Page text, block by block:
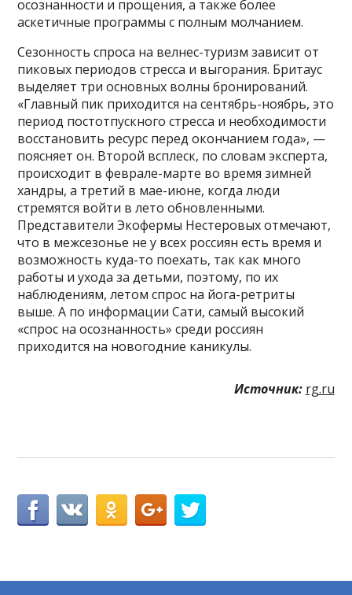
осознанности и прощения, а также более
аскетичные программы с полным молчанием.
Сезонность спроса на велнес-туризм зависит от
пиковых периодов стресса и выгорания. Бритаус
выделяет три основных волны бронирований.
«Главный пик приходится на сентябрь-ноябрь, это
период постотпускного стресса и необходимости
восстановить ресурс перед окончанием года», —
поясняет он. Второй всплеск, по словам эксперта,
происходит в феврале-марте во время зимней
хандры, а третий в мае-июне, когда люди
стремятся войти в лето обновленными.
Представители Экофермы Нестеровых отмечают,
что в межсезонье не у всех россиян есть время и
возможность куда-то поехать, так как много
работы и ухода за детьми, поэтому, по их
наблюдениям, летом спрос на йога-ретриты
выше. А по информации Сати, самый высокий
«спрос на осознанность» среди россиян
приходится на новогодние каникулы.
Источник: rg.ru